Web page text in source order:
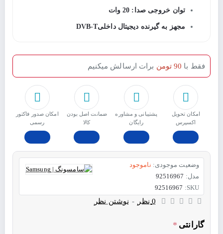
توان خروجی صدا: 20 وات
مجهز به گیرنده دیجیتال داخلیDVB-T
امکان تحویل
اکسپرس
پشتیبانی و مشاوره
رایگان
ﺿﻤﺎﻧﺖ اﺻﻞ ﺑﻮدن
ﮐﺎﻟﺎ
امکان صدور فاکتور
رسمی
فقط با 90 تومن برات ارسالش میکنیم
وضعیت موجودی: ناموجود
مدل: 92516967
SKU:
92516967
0 نظر - نوشتن نظر
گارانتی